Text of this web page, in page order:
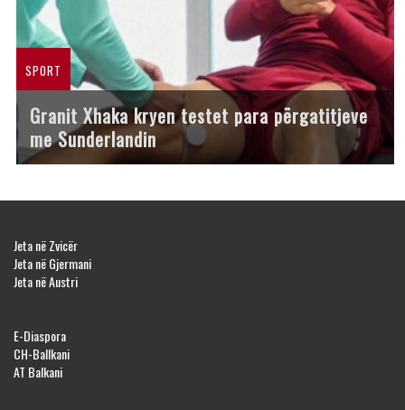
SPORT
Granit Xhaka kryen testet para përgatitjeve
me Sunderlandin
Jeta në Zvicër
Jeta në Gjermani
Jeta në Austri
E-Diaspora
CH-Ballkani
AT Balkani